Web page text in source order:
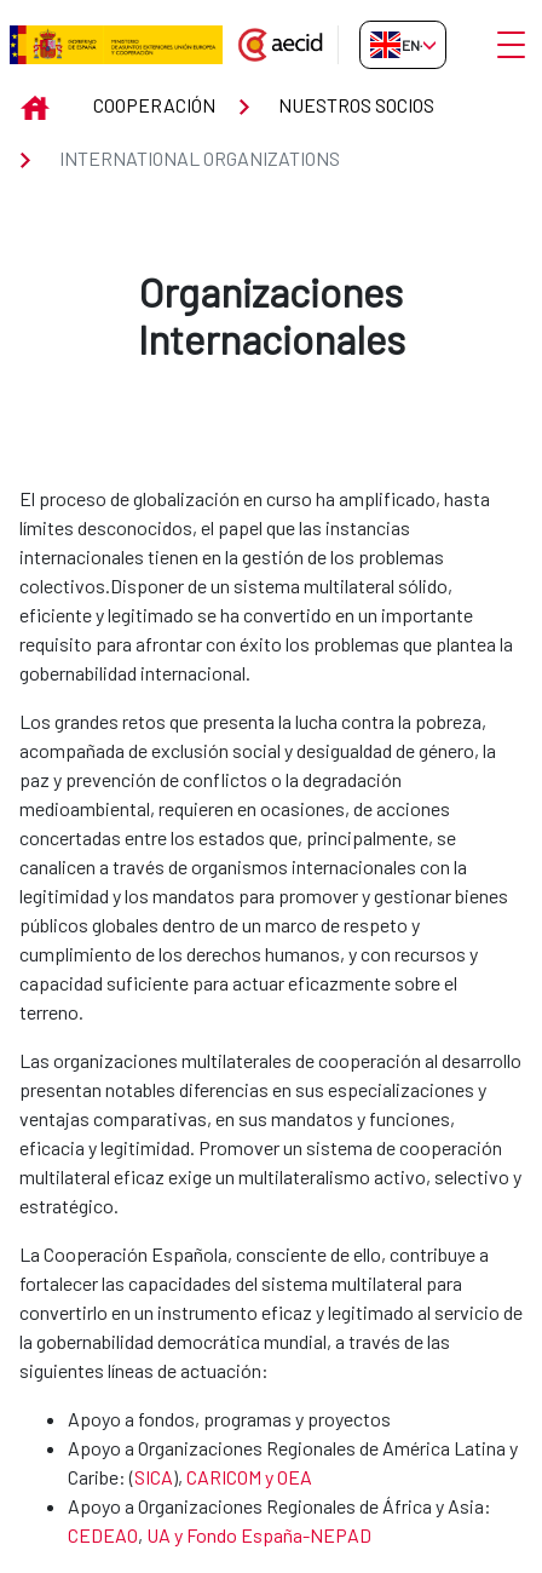
Skip to Main Content
INTERNATIONAL
EN-GB
INICIOCOOPERACIÓN NUESTROS SOCIOS
INTERNATIONAL ORGANIZATIONS
Organizaciones
Internacionales
El proceso de globalización en curso ha amplificado, hasta
límites desconocidos, el papel que las instancias
internacionales tienen en la gestión de los problemas
colectivos.Disponer de un sistema multilateral sólido,
eficiente y legitimado se ha convertido en un importante
requisito para afrontar con éxito los problemas que plantea la
gobernabilidad internacional.
Los grandes retos que presenta la lucha contra la pobreza,
acompañada de exclusión social y desigualdad de género, la
paz y prevención de conflictos o la degradación
medioambiental, requieren en ocasiones, de acciones
concertadas entre los estados que, principalmente, se
canalicen a través de organismos internacionales con la
legitimidad y los mandatos para promover y gestionar bienes
públicos globales dentro de un marco de respeto y
cumplimiento de los derechos humanos, y con recursos y
capacidad suficiente para actuar eficazmente sobre el
terreno.
Las organizaciones multilaterales de cooperación al desarrollo
presentan notables diferencias en sus especializaciones y
ventajas comparativas, en sus mandatos y funciones,
eficacia y legitimidad. Promover un sistema de cooperación
multilateral eficaz exige un multilateralismo activo, selectivo y
estratégico.
La Cooperación Española, consciente de ello, contribuye a
fortalecer las capacidades del sistema multilateral para
convertirlo en un instrumento eficaz y legitimado al servicio de
la gobernabilidad democrática mundial, a través de las
siguientes líneas de actuación:
Apoyo a fondos, programas y proyectos
Apoyo a Organizaciones Regionales de América Latina y
Caribe: (SICA), CARICOM y OEA
Apoyo a Organizaciones Regionales de África y Asia:
CEDEAO, UA y Fondo España-NEPAD